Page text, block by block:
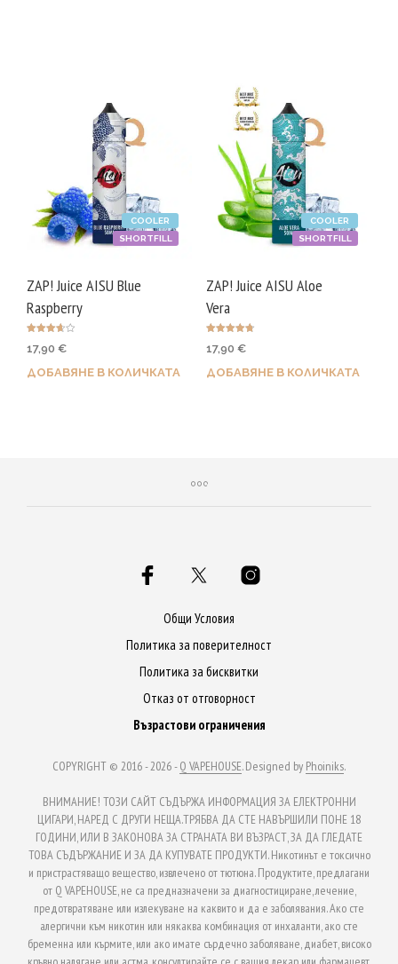
SHORTFILL
COOLER
ZAP! Juice AISU Blue
Raspberry
с
от 5
17,90 €
ДОБАВЯНЕ В КОЛИЧКАТА
SHORTFILL
COOLER
ZAP! Juice AISU Aloe
Vera
4.75
17,90 €
ДОБАВЯНЕ В КОЛИЧКАТА
Общи Условия
Политика за поверителност
Политика за бисквитки
Отказ от отговорност
Възрастови ограничения
COPYRIGHT © 2016 - 2026 -Q VAPEHOUSE. Designed by Phoiniks.
ВНИМАНИЕ! ТОЗИ САЙТ СЪДЪРЖА ИНФОРМАЦИЯ ЗА ЕЛЕКТРОННИ
ЦИГАРИ, НАРЕД С ДРУГИ НЕЩА.ТРЯБВА ДА СТЕ НАВЪРШИЛИ ПОНЕ 18
ГОДИНИ, ИЛИ В ЗАКОНОВА ЗА СТРАНАТА ВИ ВЪЗРАСТ, ЗА ДА ГЛЕДАТЕ
ТОВА СЪДЪРЖАНИЕ И ЗА ДА КУПУВАТЕ ПРОДУКТИ. Никотинът е токсично
и пристрастяващо вещество, извлечено от тютюна. Продуктите, предлагани
от Q VAPEHOUSE, не са предназначени за диагностициране, лечение,
предотвратяване или излекуване на каквито и да е заболявания. Ако сте
алергични към никотин или някаква комбинация от инхаланти, ако сте
бременна или кърмите, или ако имате сърдечно заболяване, диабет, високо